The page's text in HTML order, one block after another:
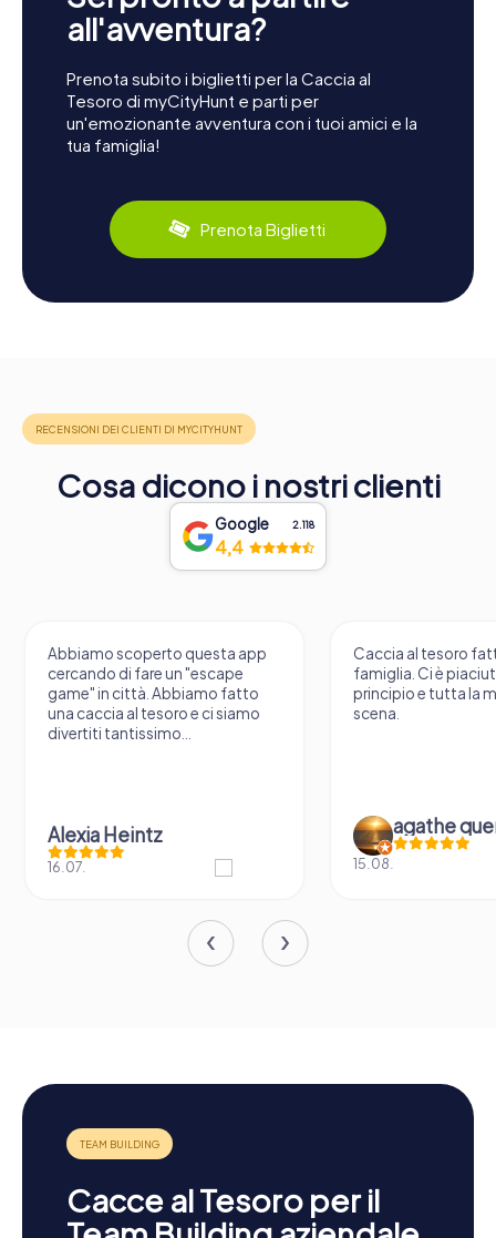
all'avventura?
Prenota subito i biglietti per la Caccia al
Tesoro di myCityHunt e parti per
un'emozionante avventura con i tuoi amici e la
tua famiglia!
Prenota Biglietti
Cosa dicono i nostri clienti
Google 2.118
4,4
Caccia al tesoro fatta in
famiglia. Ci è piaciuto molto il
principio e tutta la messa in
scena.
agathe quenu
15.08.
Abbiamo
caccia al
Cacce al Tesoro per il